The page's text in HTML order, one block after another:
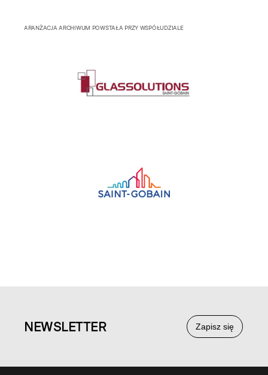
ARANŻACJA ARCHIWUM POWSTAŁA PRZY WSPÓŁUDZIALE
Zapisz się
NEWSLETTER